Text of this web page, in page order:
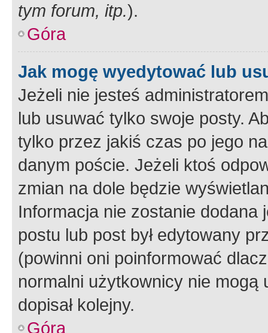
tym forum, itp.).
Góra
Jak mogę wyedytować lub
Jeżeli nie jesteś
lub usuwać tylko swoje posty.
tylko przez jakiś czas po jego
danym poście. Jeżeli ktoś
zmian na dole będzie
Informacja nie zostanie dodana
postu lub post był edytowany
(powinni oni poinformować
normalni użytkownicy nie
dopisał kolejny.
Góra